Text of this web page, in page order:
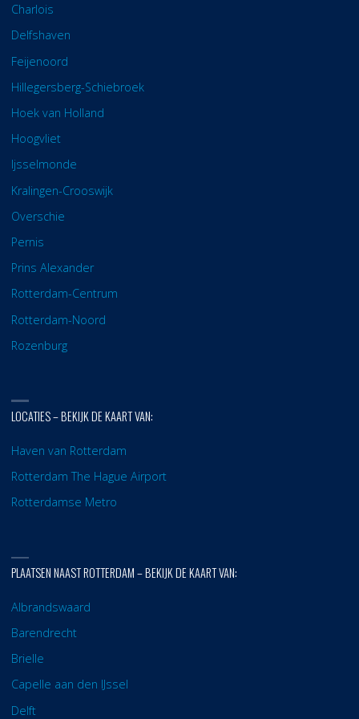
Charlois
Delfshaven
Feijenoord
Hillegersberg-Schiebroek
Hoek van Holland
Hoogvliet
Ijsselmonde
Kralingen-Crooswijk
Overschie
Pernis
Prins Alexander
Rotterdam-Centrum
Rotterdam-Noord
Rozenburg
LOCATIES – BEKIJK DE KAART VAN:
Haven van Rotterdam
Rotterdam The Hague Airport
Rotterdamse Metro
PLAATSEN NAAST ROTTERDAM – BEKIJK DE KAART VAN:
Albrandswaard
Barendrecht
Brielle
Capelle aan den IJssel
Delft